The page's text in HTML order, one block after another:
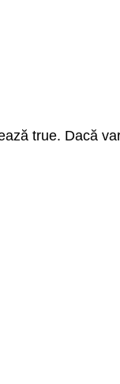
true. Dacă